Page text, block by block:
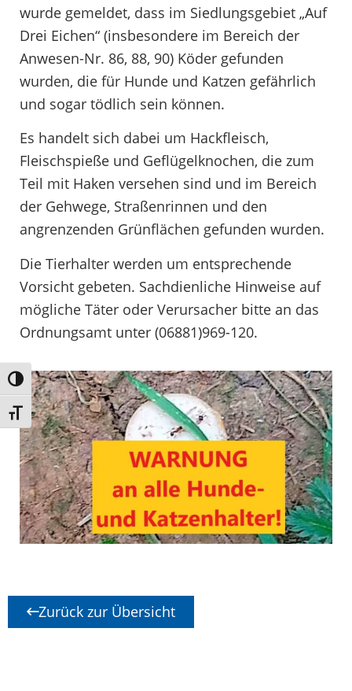
Umschalten auf hohe Kontraste
Schrift vergrößern
wurde gemeldet, dass im Siedlungsgebiet „Auf
Drei Eichen“ (insbesondere im Bereich der
Anwesen-Nr. 86, 88, 90) Köder gefunden
wurden, die für Hunde und Katzen gefährlich
und sogar tödlich sein können.
Es handelt sich dabei um Hackfleisch,
Fleischspieße und Geflügelknochen, die zum
Teil mit Haken versehen sind und im Bereich
der Gehwege, Straßenrinnen und den
angrenzenden Grünflächen gefunden wurden.
Die Tierhalter werden um entsprechende
Vorsicht gebeten. Sachdienliche Hinweise auf
mögliche Täter oder Verursacher bitte an das
Ordnungsamt unter (06881)969-120.
Zurück zur Übersicht